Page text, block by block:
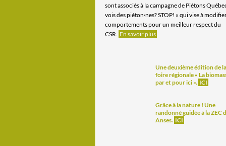
sont associés à la campagne de Piétons
vois des piéton·nes? STOP! » qui vise à
comportements pour un meilleur respect du
CSR. En savoir plus
Une deuxième édition de la
foire régionale « La
par et pour ici ». ICI
Grâce à la nature ! Une
randonné guidée à la ZEC
Anses. ICI